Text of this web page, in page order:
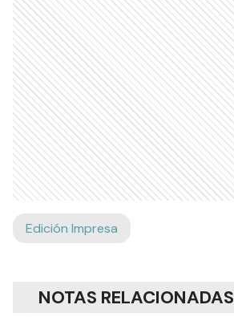
Edición Impresa
NOTAS RELACIONADAS